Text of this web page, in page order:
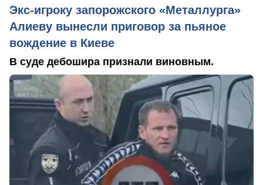
Экс-игроку запорожского «Металлурга»
Алиеву вынесли приговор за пьяное
вождение в Киеве
В суде дебошира признали виновным.